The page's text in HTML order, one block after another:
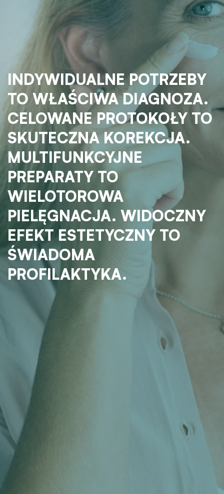
INDYWIDUALNE POTRZEBY
TO WŁAŚCIWA DIAGNOZA.
CELOWANE PROTOKOŁY TO
SKUTECZNA KOREKCJA.
MULTIFUNKCYJNE
PREPARATY TO
WIELOTOROWA
PIELĘGNACJA. WIDOCZNY
EFEKT ESTETYCZNY TO
ŚWIADOMA
PROFILAKTYKA.